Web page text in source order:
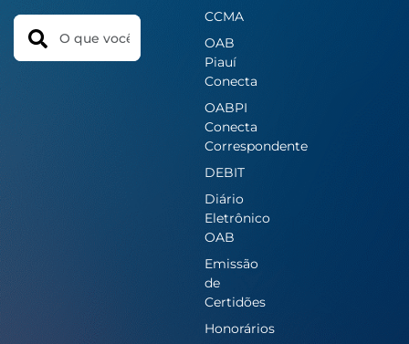
Search
CCMA
OAB
Piauí
Conecta
OABPI
Conecta
Correspondente
DEBIT
Diário
Eletrônico
OAB
Emissão
de
Certidões
Honorários